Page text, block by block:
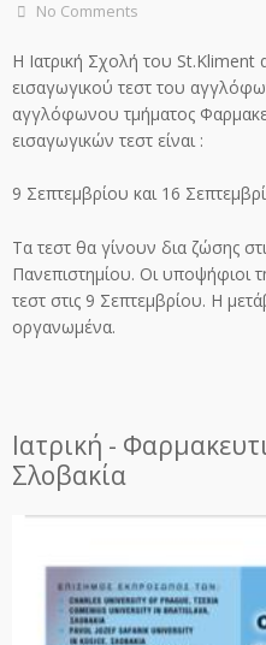
No Comments
Η Ιατρική Σχολή του St.Kliment
εισαγωγικού τεστ του
αγγλόφωνου τμήματος
εισαγωγικών τεστ είναι :
9 Σεπτεμβρίου και 16
Τα τεστ θα γίνουν δια ζώσης
Πανεπιστημίου. Οι υποψήφιοι
τεστ στις 9 Σεπτεμβρίου. Η
οργανωμένα.
Ιατρική -
Σλοβακία